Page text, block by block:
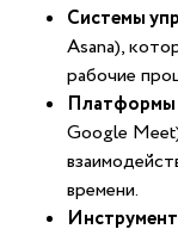
Системы
Asana),
⁢рабочие
Платформы
Google
времени.